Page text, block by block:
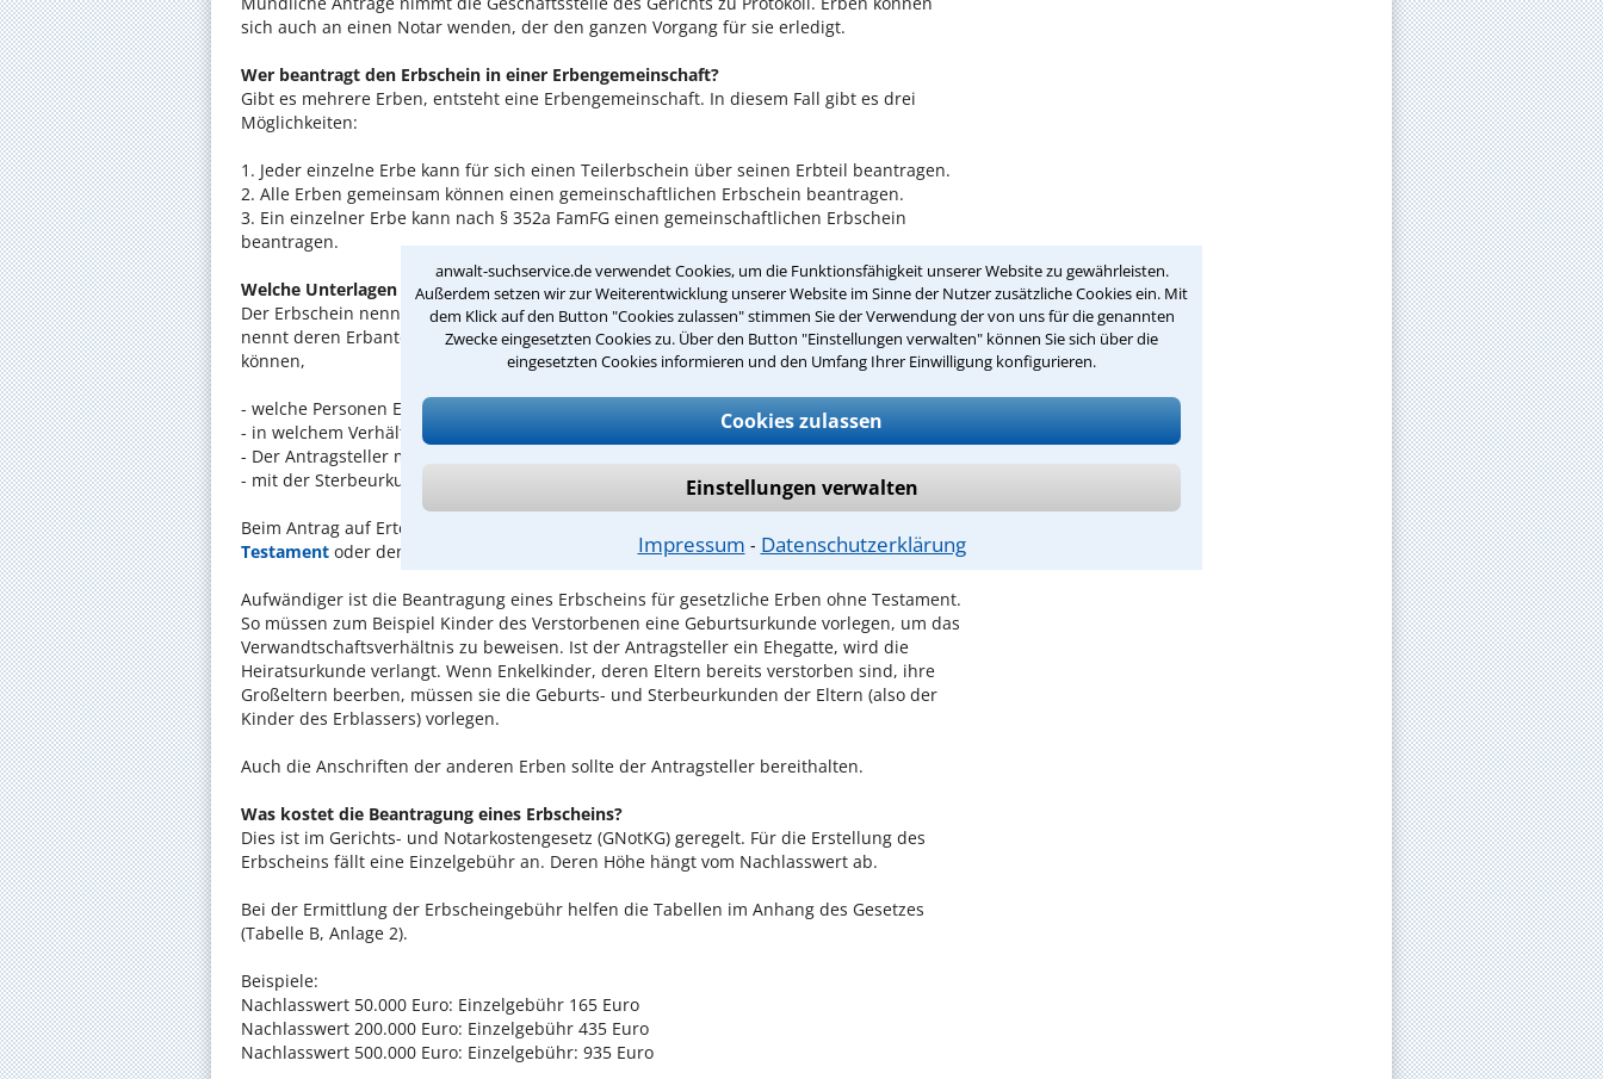
anwalt-suchservice.de verwendet Cookies, um die Funktionsfähigkeit unserer Website zu gewährleisten.
Außerdem setzen wir zur Weiterentwicklung unserer Website im Sinne der Nutzer zusätzliche Cookies ein. Mit
dem Klick auf den Button "Cookies zulassen" stimmen Sie der Verwendung der von uns für die genannten
Zwecke eingesetzten Cookies zu. Über den Button "Einstellungen verwalten" können Sie sich über die
eingesetzten Cookies informieren und den Umfang Ihrer Einwilligung konfigurieren.
Cookies zulassen
Einstellungen verwalten
Impressum ⁃ Datenschutzerklärung
sich auch an einen Notar wenden, der den ganzen Vorgang für sie erledigt.
Wer beantragt den Erbschein in einer Erbengemeinschaft?
Gibt es mehrere Erben, entsteht eine Erbengemeinschaft. In diesem Fall gibt es drei
Möglichkeiten:
1. Jeder einzelne Erbe kann für sich einen Teilerbschein über seinen Erbteil beantragen.
2. Alle Erben gemeinsam können einen gemeinschaftlichen Erbschein beantragen.
3. Ein einzelner Erbe kann nach § 352a FamFG einen gemeinschaftlichen Erbschein
beantragen.
Welche Unterlagen brauche ich für den Antrag?
Der Erbschein nennt nicht nur den Antragsteller. Er zählt auch die anderen Erben auf und
nennt deren Erbanteile. Daher muss das Gericht aus dem Erbscheinantrag ersehen
können,
- welche Personen Erben geworden sind und
- in welchem Verhältnis diese zueinander stehen.
- Der Antragsteller muss seinen Personalausweis vorlegen und
- mit der Sterbeurkunde den Erbfall nachweisen.
Beim Antrag auf Erteilung eines Erbscheins muss der oder die Betreffende auch das
Testament oder den im Original oder als beglaubigte Abschrift vorlegen.
Aufwändiger ist die Beantragung eines Erbscheins für gesetzliche Erben ohne Testament.
So müssen zum Beispiel Kinder des Verstorbenen eine Geburtsurkunde vorlegen, um das
Verwandtschaftsverhältnis zu beweisen. Ist der Antragsteller ein Ehegatte, wird die
Heiratsurkunde verlangt. Wenn Enkelkinder, deren Eltern bereits verstorben sind, ihre
Großeltern beerben, müssen sie die Geburts- und Sterbeurkunden der Eltern (also der
Kinder des Erblassers) vorlegen.
Auch die Anschriften der anderen Erben sollte der Antragsteller bereithalten.
Was kostet die Beantragung eines Erbscheins?
Dies ist im Gerichts- und Notarkostengesetz (GNotKG) geregelt. Für die Erstellung des
Erbscheins fällt eine Einzelgebühr an. Deren Höhe hängt vom Nachlasswert ab.
Bei der Ermittlung der Erbscheingebühr helfen die Tabellen im Anhang des Gesetzes
(Tabelle B, Anlage 2).
Beispiele:
Nachlasswert 50.000 Euro: Einzelgebühr 165 Euro
Nachlasswert 200.000 Euro: Einzelgebühr 435 Euro
Nachlasswert 500.000 Euro: Einzelgebühr: 935 Euro